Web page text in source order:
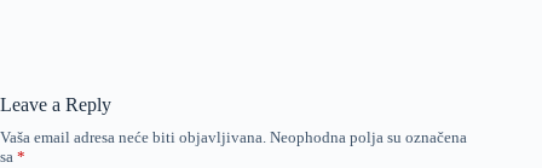
Leave a Reply
Vaša email adresa neće biti objavljivana. Neophodna polja su označena
sa *